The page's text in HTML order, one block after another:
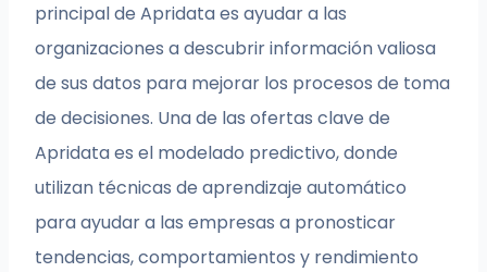
principal de Apridata es ayudar a las
organizaciones a descubrir información valiosa
de sus datos para mejorar los procesos de toma
de decisiones. Una de las ofertas clave de
Apridata es el modelado predictivo, donde
utilizan técnicas de aprendizaje automático
para ayudar a las empresas a pronosticar
tendencias, comportamientos y rendimiento